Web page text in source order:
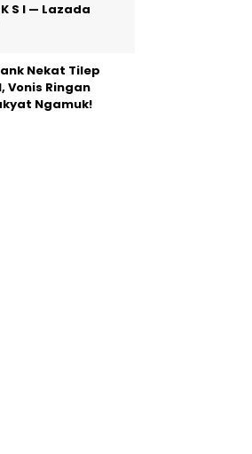
K S I — Lazada
Nekat Tilep
Vonis Ringan
Ngamuk!